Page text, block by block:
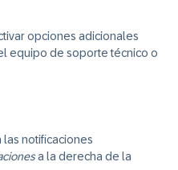
opciones adicionales
equipo de soporte técnico o
notificaciones
a la derecha de la